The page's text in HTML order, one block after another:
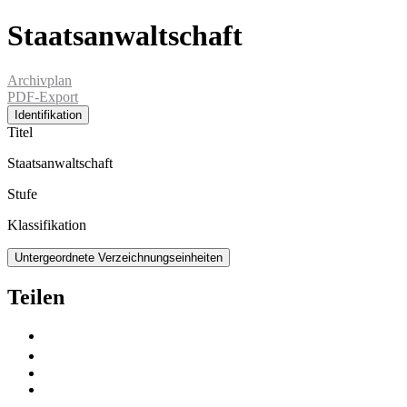
Staatsanwaltschaft
Archivplan
PDF-Export
Identifikation
Titel
Staatsanwaltschaft
Stufe
Klassifikation
Untergeordnete Verzeichnungseinheiten
Teilen